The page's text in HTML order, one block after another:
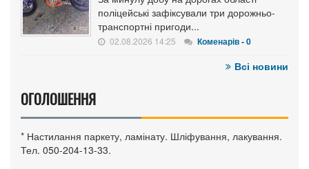
поліцейські зафіксували три дорожньо-
транспортні пригоди...
02.08.2026 14:25 Коменарів - 0
Всі новини
ОГОЛОШЕННЯ
* Настилання паркету, ламінату. Шліфування, лакування.
Тел. 050-204-13-33.